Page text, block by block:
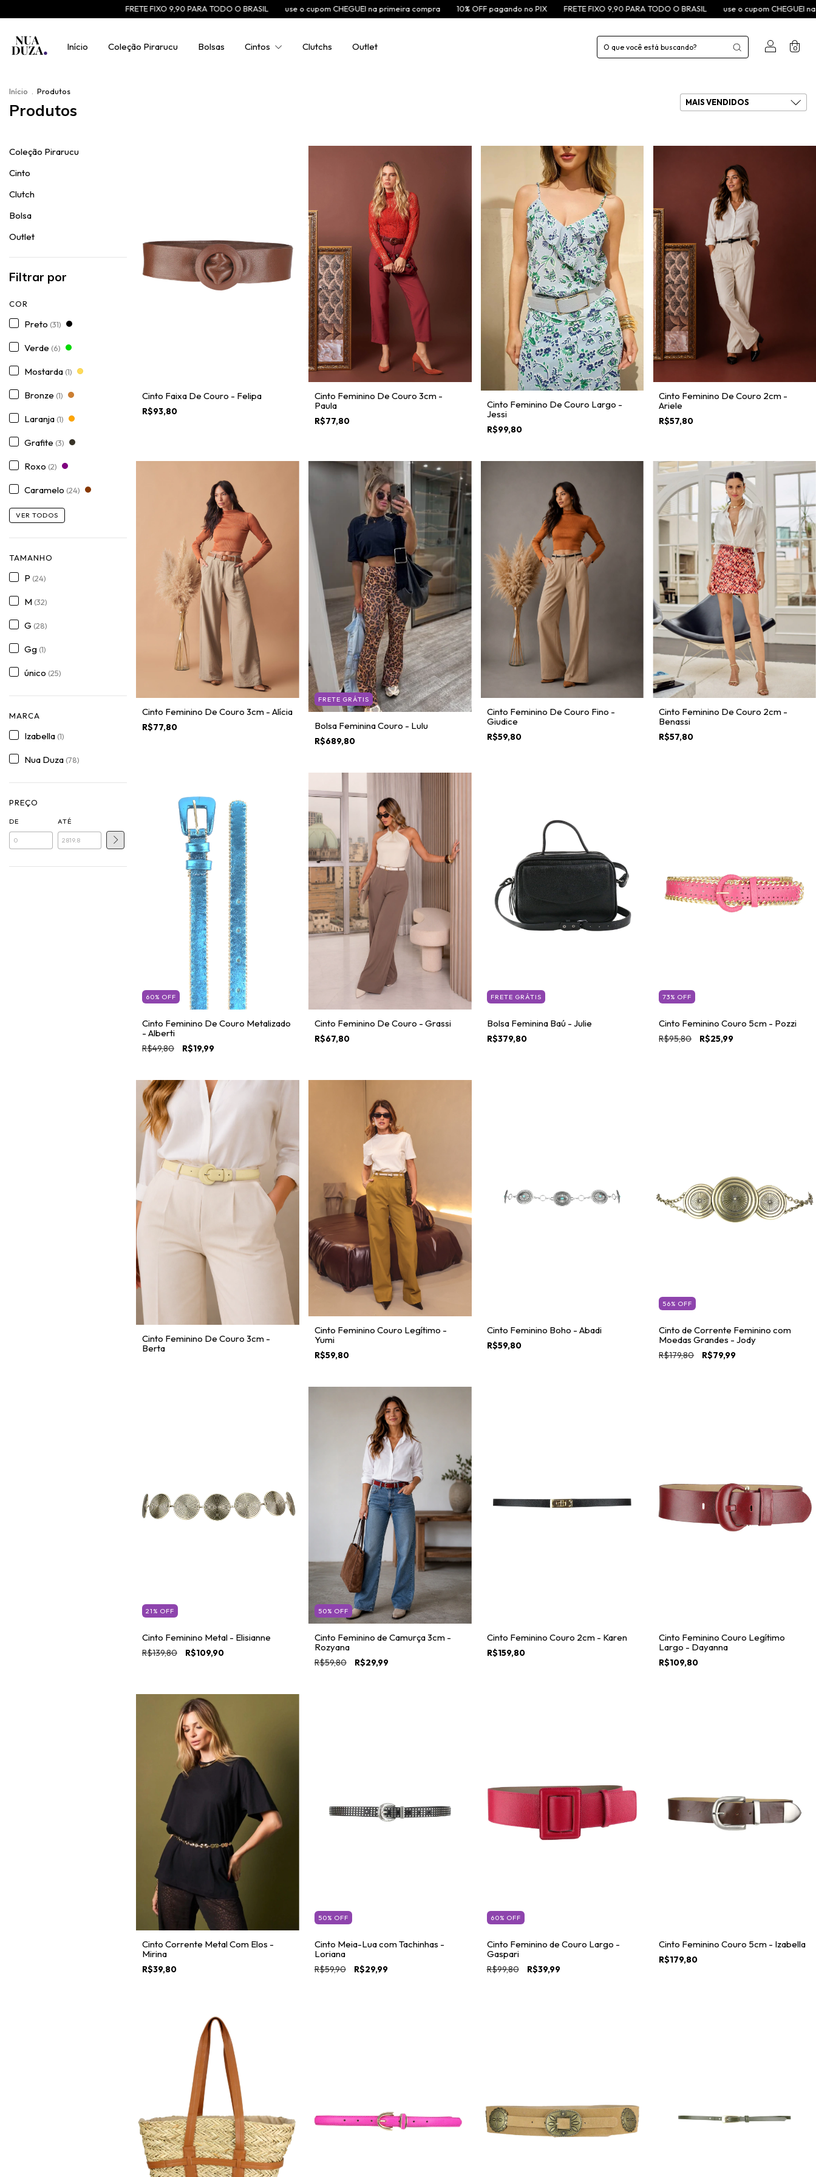
FRETE FIXO 9,90 PARA TODO O BRASIL use o cupom CHEGUEI na primeira compra 10% OFF pagando no PIX FRETE FIXO 9,90 PARA TODO O BRASIL use o cupom CHEGUEI na primeira compra
Início Coleção Pirarucu Bolsas Cintos Clutchs Outlet 0
Início Produtos
Produtos
Coleção Pirarucu
Cinto
Clutch
Bolsa
Outlet
Filtrar por
COR
Preto (31)
Verde (6)
Mostarda (1)
Bronze (1)
Laranja (1)
Grafite (3)
Roxo (2)
Caramelo (24)
VER TODOS
TAMANHO
P (24)
M (32)
G (28)
Gg (1)
único (25)
MARCA
Izabella (1)
Nua Duza (78)
PREÇO
DE ATÉ
Cinto Faixa De Couro - Felipa
R$93,80
Cinto Feminino De Couro 3cm -
Paula
R$77,80
Cinto Feminino De Couro Largo -
Jessi
R$99,80
Cinto Feminino De Couro 2cm -
Ariele
R$57,80
Cinto Feminino De Couro 3cm - Alícia
R$77,80
FRETE GRÁTIS
Bolsa Feminina Couro - Lulu
R$689,80
Cinto Feminino De Couro Fino -
Giudice
R$59,80
Cinto Feminino De Couro 2cm -
Benassi
R$57,80
60% OFF
Cinto Feminino De Couro Metalizado
- Alberti
R$49,80 R$19,99
Cinto Feminino De Couro - Grassi
R$67,80
FRETE GRÁTIS
Bolsa Feminina Baú - Julie
R$379,80
73% OFF
Cinto Feminino Couro 5cm - Pozzi
R$95,80 R$25,99
Cinto Feminino De Couro 3cm -
Berta
Cinto Feminino Couro Legítimo -
Yumi
R$59,80
Cinto Feminino Boho - Abadi
R$59,80
56% OFF
Cinto de Corrente Feminino com
Moedas Grandes - Jody
R$179,80 R$79,99
21 % OFF
Cinto Feminino Metal - Elisianne
R$139,80 R$109,90
50% OFF
Cinto Feminino de Camurça 3cm -
Rozyana
R$59,80 R$29,99
Cinto Feminino Couro 2cm - Karen
R$159,80
Cinto Feminino Couro Legítimo
Largo - Dayanna
R$109,80
Cinto Corrente Metal Com Elos -
Mirina
R$39,80
50% OFF
Cinto Meia-Lua com Tachinhas -
Loriana
R$59,90 R$29,99
60% OFF
Cinto Feminino de Couro Largo -
Gaspari
R$99,80 R$39,99
Cinto Feminino Couro 5cm - Izabella
R$179,80